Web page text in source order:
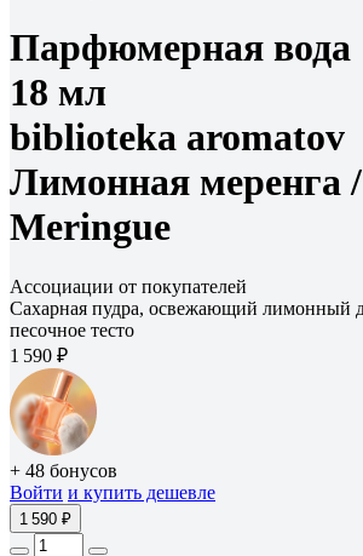
Парфюмерная вода
18 мл
biblioteka aromatov
Лимонная меренга /
Meringue
Ассоциации от покупателей
Сахарная пудра, освежающий лимонный
песочное тесто
1 590 ₽
+ 48 бонусов
Войти и купить дешевле
1 590 ₽